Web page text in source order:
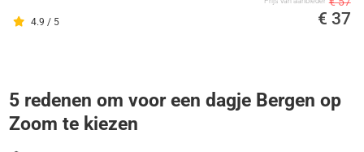
4.9 / 5 € 37
5 redenen om voor een dagje Bergen op
Zoom te kiezen